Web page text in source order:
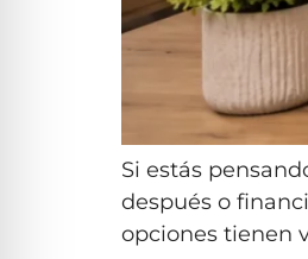
Si estás
después o
opciones tienen